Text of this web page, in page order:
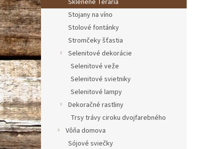
Sklenené Teráriá
Stojany na víno
Stolové fontánky
Stromčeky šťastia
Selenitové dekorácie
Selenitové veže
Selenitové svietniky
Selenitové lampy
Dekoračné rastliny
Trsy trávy ciroku dvojfarebného
Vôňa domova
Sójové sviečky